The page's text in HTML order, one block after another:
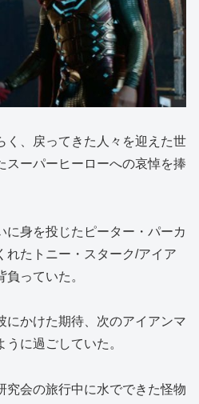
く、戻ってきた人々を迎えた世
スーパーヒーローへの哀悼を捧
に身を投じたピーター・パーカ
れたトニー・スターク/アイア
っていた。
にかけた期待、次のアイアンマ
に過ごしていた。
究会の旅行中に水でできた怪物